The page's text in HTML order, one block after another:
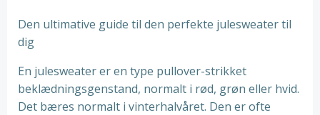
Den ultimative guide til den perfekte julesweater til
dig
En julesweater er en type pullover-strikket
beklædningsgenstand, normalt i rød, grøn eller hvid.
Det bæres normalt i vinterhalvåret. Den er ofte